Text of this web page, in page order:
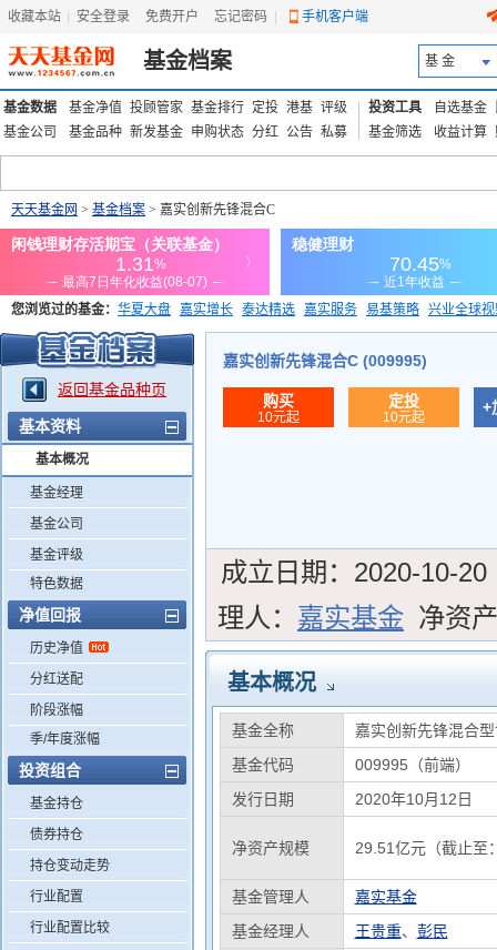
收藏本站 安全登录 免费开户 忘记密码 手机客户端
基金档案 基 金
基金数据 基金净值 投顾管家 基金排行 定投 港基 评级
基金公司
基金品种 新发基金 申购状态 分红 公告 私募
投资工具 自选基金
基金筛选
收益计算
天天基金网 > 基金档案 > 嘉实创新先锋混合C
您浏览过的基金： 华夏大盘 嘉实增长 泰达精选 嘉实服务 易基策略 兴业全球
添富优势 华安宏利 上证180价值ETF
返回基金品种页
基本资料
基本概况
基金经理
基金公司
基金评级
特色数据
净值回报
历史净值
分红送配
阶段涨幅
季/年度涨幅
投资组合
基金持仓
债券持仓
持仓变动走势
行业配置
行业配置比较
嘉实创新先锋混合C (009995)
购买
10元起
定投
10元起
+
成立日期： 2020-10-20
理人： 嘉实基金 净资
基本概况
基金全称
嘉实创新先锋混合
基金代码
009995（前端）
发行日期
2020年10月12日
净资产规模 29.51亿元（截止至
基金管理人
嘉实基金
基金经理人
王贵重、 彭民